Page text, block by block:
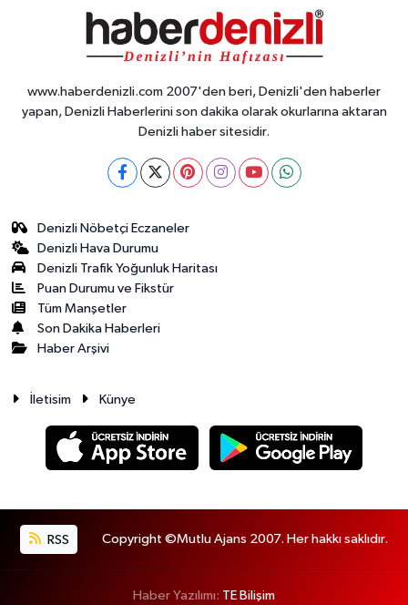
www.haberdenizli.com 2007'den beri, Denizli'den haberler
yapan, Denizli Haberlerini son dakika olarak okurlarına aktaran
Denizli haber sitesidir.
Denizli Nöbetçi Eczaneler
Denizli Hava Durumu
Denizli Trafik Yoğunluk Haritası
Puan Durumu ve Fikstür
Tüm Manşetler
Son Dakika Haberleri
Haber Arşivi
İletisim Künye
RSS Copyright ©Mutlu Ajans 2007. Her hakkı saklıdır.
Haber Yazılımı: TE Bilişim